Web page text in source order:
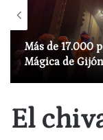
Más de 17.000
Mágica de Gijón
El